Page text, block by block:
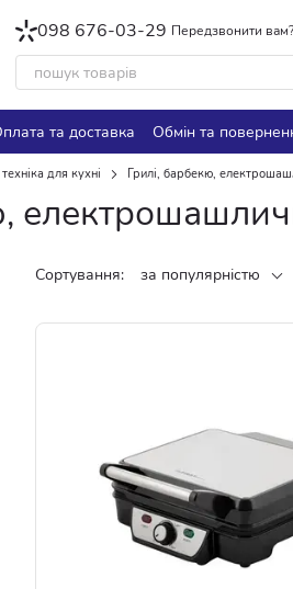
098 676-03-29 Передзвонити вам?
та доставка Обмін та
для кухні Грилі, барбекю,
Сортування: за популярністю